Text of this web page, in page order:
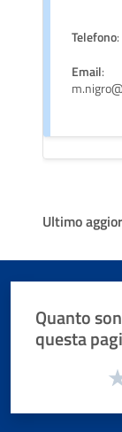
Telefono
Email:
Ultimo
Quanto
questa
Valuta da 1 a 5